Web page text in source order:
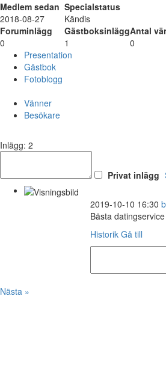
Medlem sedan Specialstatus
2018-08-27
Kändis
Foruminlägg
GästboksinläggAntal
0
1
0
Presentation
Gästbok
Fotoblogg
Vänner
Besökare
Inlägg: 2
Privat inlägg
2019-10-10 16:30
Bästa
Historik Gå till
Nästa »